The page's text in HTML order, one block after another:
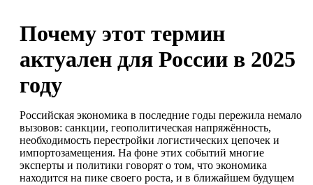
Почему этот термин
актуален для России в 2025
году
Российская экономика в последние годы пережила немало
вызовов: санкции, геополитическая напряжённость,
необходимость перестройки логистических цепочек и
импортозамещения. На фоне этих событий многие
эксперты и политики говорят о том, что экономика
находится на пике своего роста, и в ближайшем будущем